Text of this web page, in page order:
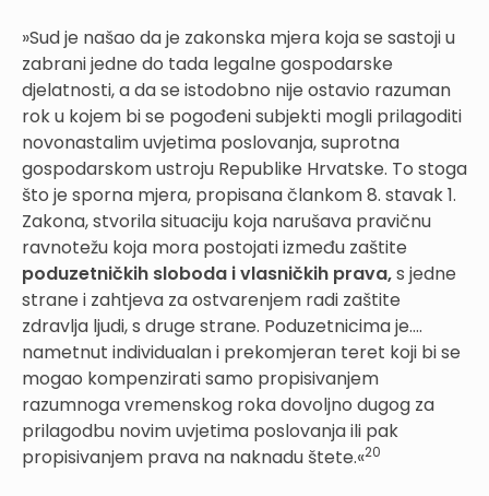
»Sud je našao da je zakonska mjera koja se sastoji u
zabrani jedne do tada legalne gospodarske
djelatnosti, a da se istodobno nije ostavio razuman
rok u kojem bi se pogođeni subjekti mogli prilagoditi
novonastalim uvjetima poslovanja, suprotna
gospodarskom ustroju Republike Hrvatske. To stoga
što je sporna mjera, propisana člankom 8. stavak 1.
Zakona, stvorila situaciju koja narušava pravičnu
ravnotežu koja mora postojati između zaštite
poduzetničkih sloboda i vlasničkih prava,s jedne
strane i zahtjeva za ostvarenjem radi zaštite
zdravlja ljudi, s druge strane. Poduzetnicima je....
nametnut individualan i prekomjeran teret koji bi se
mogao kompenzirati samo propisivanjem
razumnoga vremenskog roka dovoljno dugog za
prilagodbu novim uvjetima poslovanja ili pak
propisivanjem prava na naknadu štete.«20